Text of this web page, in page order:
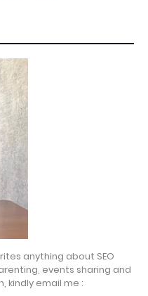
anything about SEO
events sharing and
kindly email me :